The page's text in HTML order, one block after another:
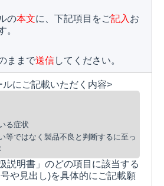
の本文に、下記項目をご記入 お
。
ままで送信してください。
ルにご記載いただく内容>
る症状
等ではなく製品不良と判断するに至っ
説明書」のどの項目に該当する
や見出し)を具体的にご記載願